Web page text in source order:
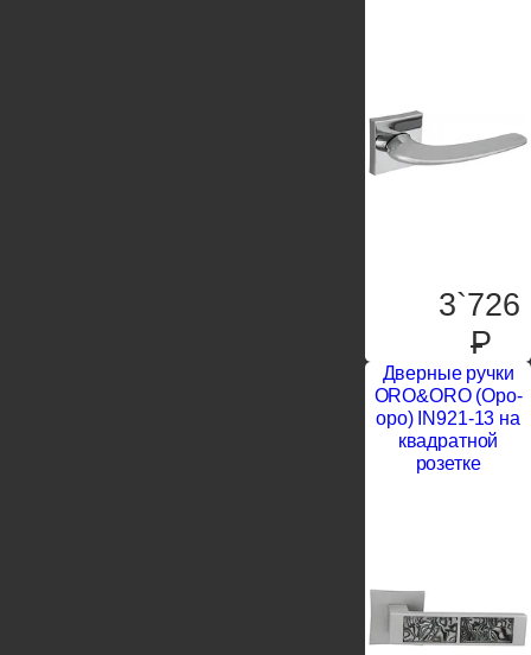
3`726
P
Дверные ручки
ORO&ORO (Оро-
оро) IN921-13 на
квадратной
розетке